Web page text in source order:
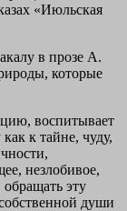
«Июльская
в прозе А.
которые
воспитывает
к тайне, чуду,
незлобивое,
эту
души